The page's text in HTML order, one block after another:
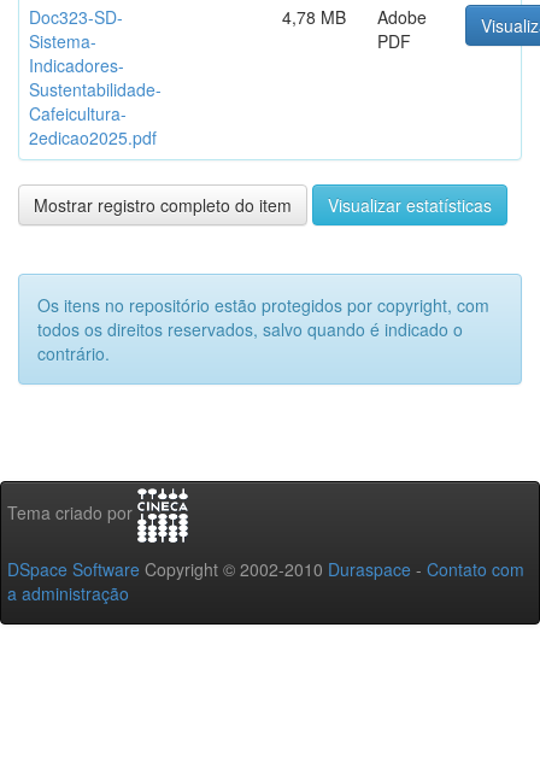
Doc323-SD-
Sistema-
Indicadores-
Sustentabilidade-
Cafeicultura-
2edicao2025.pdf
4,78 MB
Adobe
PDF
Mostrar registro completo do item Visualizar estatísticas
Os itens no repositório estão protegidos por copyright, com
todos os direitos reservados, salvo quando é indicado o
contrário.
Tema criado por
DSpace Software Copyright © 2002-2010 Duraspace - Contato com
a administração